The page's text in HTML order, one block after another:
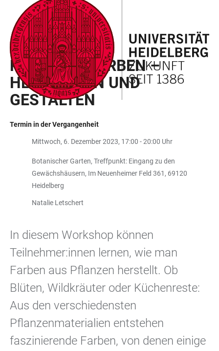
LINKS
ZUR
BARRIEREFREIHEIT
ZUM
HAUPTINHALT
HAUPTNAVIGATION
ÖFFNEN
WEBSEITENSUCHE
ÖFFNEN
WORKSHOP
PFLANZENFARBEN –
HERSTELLEN UND
GESTALTEN
Termin in der Vergangenheit
Mittwoch, 6. Dezember 2023, 17:00 - 20:00 Uhr
Botanischer Garten, Treffpunkt: Eingang zu den
Gewächshäusern, Im Neuenheimer Feld 361, 69120
Heidelberg
Natalie Letschert
In diesem Workshop können
Teilnehmer:innen lernen, wie man
Farben aus Pflanzen herstellt. Ob
Blüten, Wildkräuter oder Küchenreste:
Aus den verschiedensten
Pflanzenmaterialien entstehen
faszinierende Farben, von denen einige